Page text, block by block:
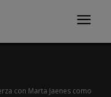
con Marta Jaenes como